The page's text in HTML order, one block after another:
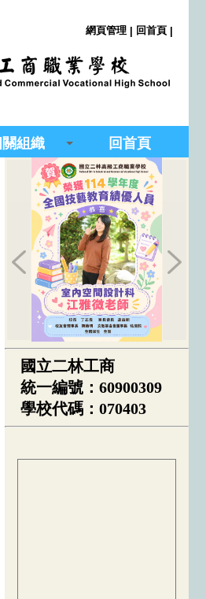
網頁管理 | 回首頁 |
組織 回首頁
國立二林工商
統一編號：60900309
學校代碼：070403